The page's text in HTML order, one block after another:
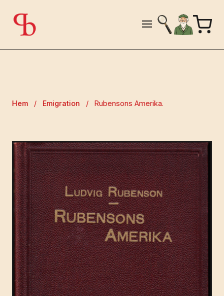
Hem / Emigration / Rubensons Amerika.